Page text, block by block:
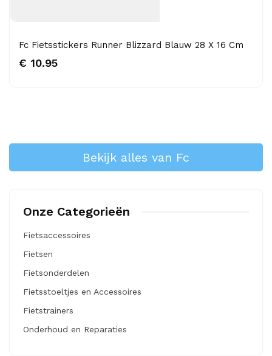
Fc Fietsstickers Runner Blizzard Blauw 28 X 16 Cm
€ 10.95
Bekijk alles van Fc
Onze Categorieën
Fietsaccessoires
Fietsen
Fietsonderdelen
Fietsstoeltjes en Accessoires
Fietstrainers
Onderhoud en Reparaties